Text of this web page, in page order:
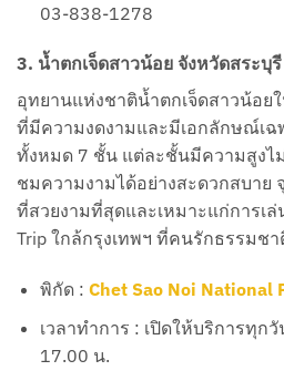
03-838-1278
3. น้ำตกเจ็ดสาวน้อย จังหวัดสระบุรี
อุทยานแห่งชาติน้ำตกเจ็ดสาวน้อย
ที่มีความงดงามและมีเอกลักษณ์เฉ
ทั้งหมด 7 ชั้น แต่ละชั้นมีความสูงไ
ชมความงามได้อย่างสะดวกสบาย
ที่สวยงามที่สุดและเหมาะแก่การเ
Trip ใกล้กรุงเทพฯ ที่คนรักธรรมช
พิกัด : Chet Sao Noi National
เวลาทำการ : เปิดให้บริการทุก
17.00 น.